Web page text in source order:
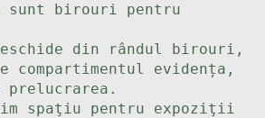
sunt birouri pentru
din rândul birouri,
compartimentul evidența,
prelucrarea.
spaţiu pentru expoziţii